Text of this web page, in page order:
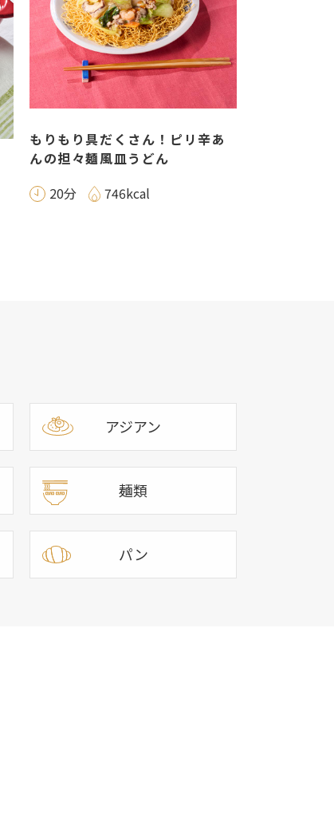
もりもり具だくさん！ピリ辛あ
んの担々麺風皿うどん
20分
746kcal
アジアン
麺類
パン